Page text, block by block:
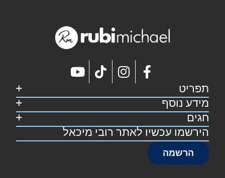
תפריט
דף הבית
קצת על רובי
מתכונים
צרו קשר
מידע נוסף
מפת אתר
הצהרת נגישות
תקנון אתר
חגים
סוכות
פסח
שבועות
הירשמו עכשיו לאתר רובי מיכאל
הרשמה